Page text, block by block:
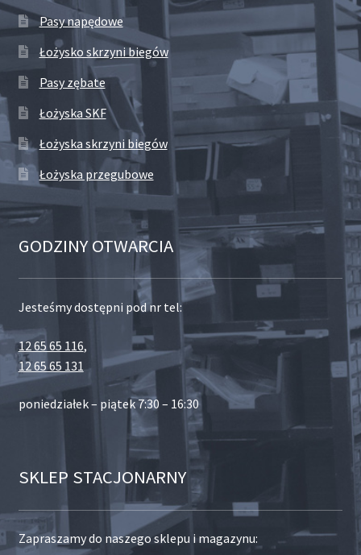
Pasy napędowe
Łożysko skrzyni biegów
Pasy zębate
Łożyska SKF
Łożyska skrzyni biegów
Łożyska przegubowe
GODZINY OTWARCIA
Jesteśmy dostępni pod nr tel:
12 65 65 116,
12 65 65 131
poniedziałek – piątek 7:30 – 16:30
SKLEP STACJONARNY
Zapraszamy do naszego sklepu i magazynu: